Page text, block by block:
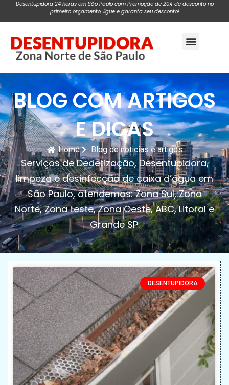
Desentupidora 24 horas em São Paulo com Promoção de 20% de desconto no
primeiro orçamento, ligue e garanta seu desconto!
BLOG COM ARTIGOS
E DICAS
Home Blog de noticias e artigos
Serviços de Dedetização, Desentupidora,
limpeza e desinfecção de caixa d’água em
São Paulo, atendemos: Zona Sul, Zona
Norte, Zona Leste, Zona Oeste, ABC, Litoral e
Grande SP.
DESENTUPIDORA